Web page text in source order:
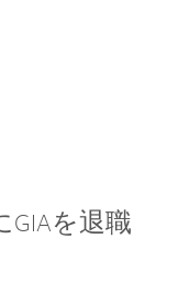
GIAを退職